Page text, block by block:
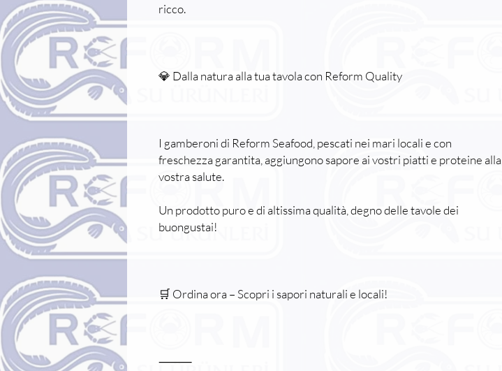
ricco.
💎 Dalla natura alla tua tavola con Reform Quality
I gamberoni di Reform Seafood, pescati nei mari locali e con
freschezza garantita, aggiungono sapore ai vostri piatti e proteine alla
vostra salute.
Un prodotto puro e di altissima qualità, degno delle tavole dei
buongustai!
🛒 Ordina ora – Scopri i sapori naturali e locali!
⸻